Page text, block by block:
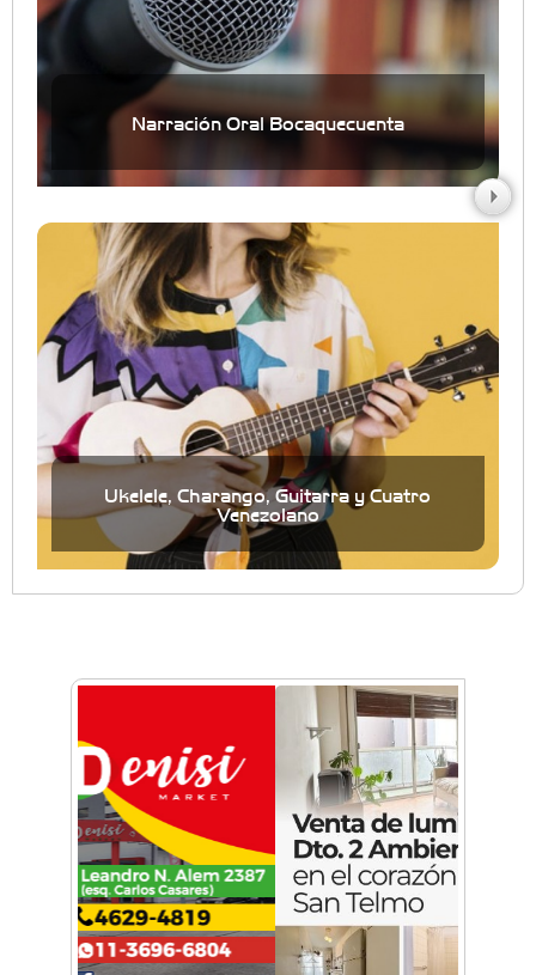
Narración Oral Bocaquecuenta
Ukelele, Charango, Guitarra y Cuatro
Venezolano